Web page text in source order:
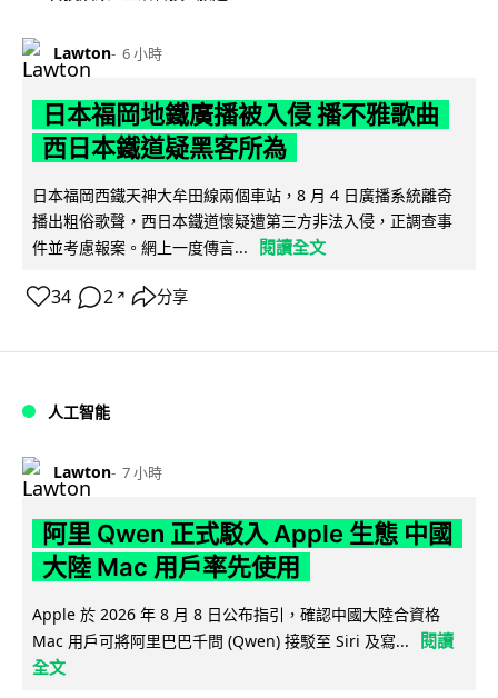
Lawton 6 小時
日本福岡地鐵廣播被入侵 播不雅歌曲
西日本鐵道疑黑客所為
日本福岡西鐵天神大牟田線兩個車站，8 月 4 日廣播系統離奇
播出粗俗歌聲，西日本鐵道懷疑遭第三方非法入侵，正調查事
件並考慮報案。網上一度傳言...
閱讀全文
34 2 ↗ 分享
人工智能
Lawton 7 小時
阿里 Qwen 正式駁入 Apple 生態 中國
大陸 Mac 用戶率先使用
Apple 於 2026 年 8 月 8 日公布指引，確認中國大陸合資格
Mac 用戶可將阿里巴巴千問 (Qwen) 接駁至 Siri 及寫...
閱讀
全文